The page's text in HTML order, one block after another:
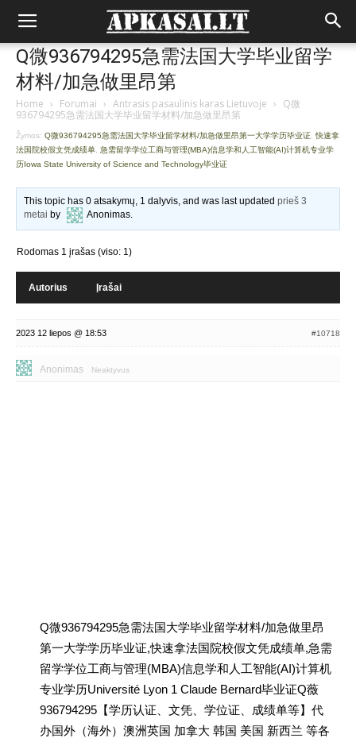
Q微936794295急需法国大学毕业留学
材料/加急做里昂第
Home › Forumai › Antrasis pasaulinis karas Lietuvoje › Q微
936794295急需法国大学毕业留学材料/加急做里昂第
Žymos: Q微936794295急需法国大学毕业留学材料/加急做里昂第一大学学历毕业证 快速拿
法国院校假文凭成绩单 急需留学学位工商与管理(MBA)信息学和人工智能(AI)计算机专业学
历Iowa State University of Science and Technology毕业证
This topic has 0 atsakymų, 1 dalyvis, and was last updatedprieš 3
metai by Anonimas.
Rodomas 1 įrašas (viso: 1)
Autorius Įrašai
2023 12 liepos @ 18:53 #10718
Anonimas Neaktyvus
Q微936794295急需法国大学毕业留学材料/加急做里昂
第一大学学历毕业证,快速拿法国院校假文凭成绩单,急需
留学学位工商与管理(MBA)信息学和人工智能(AI)计算机
专业学历Université Lyon 1 Claude Bernard毕业证Q薇
936794295【学历认证、文凭、学位证、成绩单等】代
办国外（海外）澳洲英国 加拿大 韩国 美国 新西兰 等各